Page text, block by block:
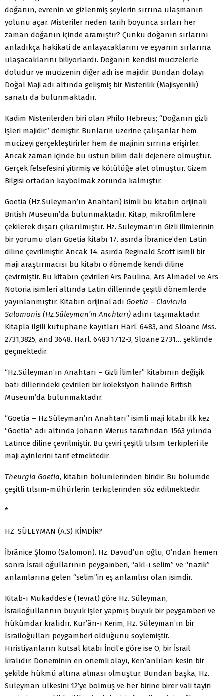
doğanın, evrenin ve gizlenmiş şeylerin sırrına ulaşmanın
yolunu açar. Misteriler neden tarih boyunca sırları her
zaman doğanın içinde aramıştır? Çünkü doğanın sırlarını
anladıkça hakikati de anlayacaklarını ve eşyanın sırlarına
ulaşacaklarını biliyorlardı. Doğanın kendisi mucizelerle
doludur ve mucizenin diğer adı ise majidir. Bundan dolayı
Doğal Maji adı altında gelişmiş bir Misterilik (Majisyeniik)
sanatı da bulunmaktadır.
Kadim Misterilerden biri olan Philo Hebreus; “Doğanın gizli
işleri majidir,” demiştir. Bunların üzerine çalışanlar hem
mucizeyi gerçekleştirirler hem de majinin sırrına erişirler.
Ancak zaman içinde bu üstün bilim dalı dejenere olmuştur.
Gerçek felsefesini yitirmiş ve kötülüğe alet olmuştur. Gizem
Bilgisi ortadan kaybolmak zorunda kalmıştır.
Goetia (Hz.Süleyman’ın Anahtarı) isimli bu kitabın orijinali
British Museum’da bulunmaktadır. Kitap, mikrofilmlere
çekilerek dışarı çıkarılmıştır. Hz. Süleyman’ın Gizli ilimlerinin
bir yorumu olan Goetia kitabı 17. asırda İbranice’den Latin
diline çevrilmiştir. Ancak 14. asırda Reginald Scott isimli bir
maji araştırmacısı bu kitabı o dönemde kendi diline
çevirmiştir. Bu kitabın çevirileri Ars Paulina, Ars Almadel ve Ars
Notoria isimleri altında Latin dillerinde çeşitli dönemlerde
yayınlanmıştır. Kitabın orijinal adı Goetia – Clavicula
Salomonis (Hz.Süleyman’ın Anahtarı) adını taşımaktadır.
Kitapla ilgili kütüphane kayıtları Harl. 6483, and Sloane Mss.
2731,3825, and 3648. Harl. 6483 1712-3, Sloane 2731… şeklinde
geçmektedir.
“Hz.Süleyman’ın Anahtarı – Gizli İlimler” kitabının değişik
batı dillerindeki çevirileri bir koleksiyon halinde British
Museum’da bulunmaktadır.
“Goetia – Hz.Süleyman’ın Anahtarı” isimli maji kitabı ilk kez
“Goetia” adı altında Johann Wierus tarafından 1563 yılında
Latince diline çevrilmiştir. Bu çeviri çeşitli tılsım terkipleri ile
maji ayinlerini tarif etmektedir.
Theurgia Goetia, kitabın bölümlerinden biridir. Bu bölümde
çeşitli tılsım-mühürlerin terkiplerinden söz edilmektedir.
*
HZ. SÜLEYMAN (A.S) KİMDİR?
İbrânice Şlomo (Salomon). Hz. Davud’un oğlu, O’ndan hemen
sonra İsrail oğullarının peygamberi, “akl-ı selim” ve “nazik”
anlamlarına gelen “selim”in eş anlamlısı olan isimdir.
Kitab-ı Mukaddes’e (Tevrat) göre Hz. Süleyman,
İsrailoğullannın büyük işler yapmış büyük bir peygamberi ve
hükümdar kralıdır. Kur’ân-ı Kerim, Hz. Süleyman’ın bir
lsrailoğulları peygamberi olduğunu söylemiştir.
Hıristiyanların kutsal kitabı İncil’e göre ise O, bir İsrail
kralıdır. Döneminin en önemli olayı, Ken’anlıları kesin bir
şekilde hükmü altına alması olmuştur. Bundan başka, Hz.
Süleyman ülkesini 12′ye bölmüş ve her birine birer vali tayin